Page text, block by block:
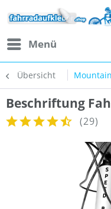
Menü
Übersicht
Beschriftung
(29)